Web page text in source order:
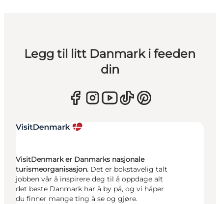
Legg til litt Danmark i feeden
din
VisitDenmark er Danmarks nasjonale
turismeorganisasjon. Det er bokstavelig talt
jobben vår å inspirere deg til å oppdage alt
det beste Danmark har å by på, og vi håper
du finner mange ting å se og gjøre.